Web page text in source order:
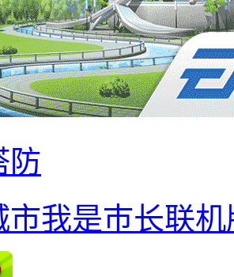
防
市我是巿长联机